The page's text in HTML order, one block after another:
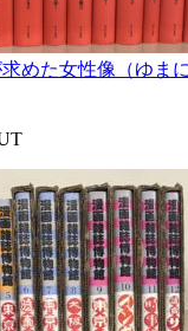
めた女性像（ゆま